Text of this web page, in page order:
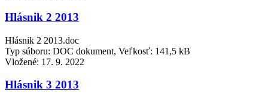
Hlásnik 2 2013
Hlásnik 2 2013.doc
Typ súboru: DOC dokument, Veľkosť: 141,5 kB
Vložené: 17. 9. 2022
Hlásnik 3 2013